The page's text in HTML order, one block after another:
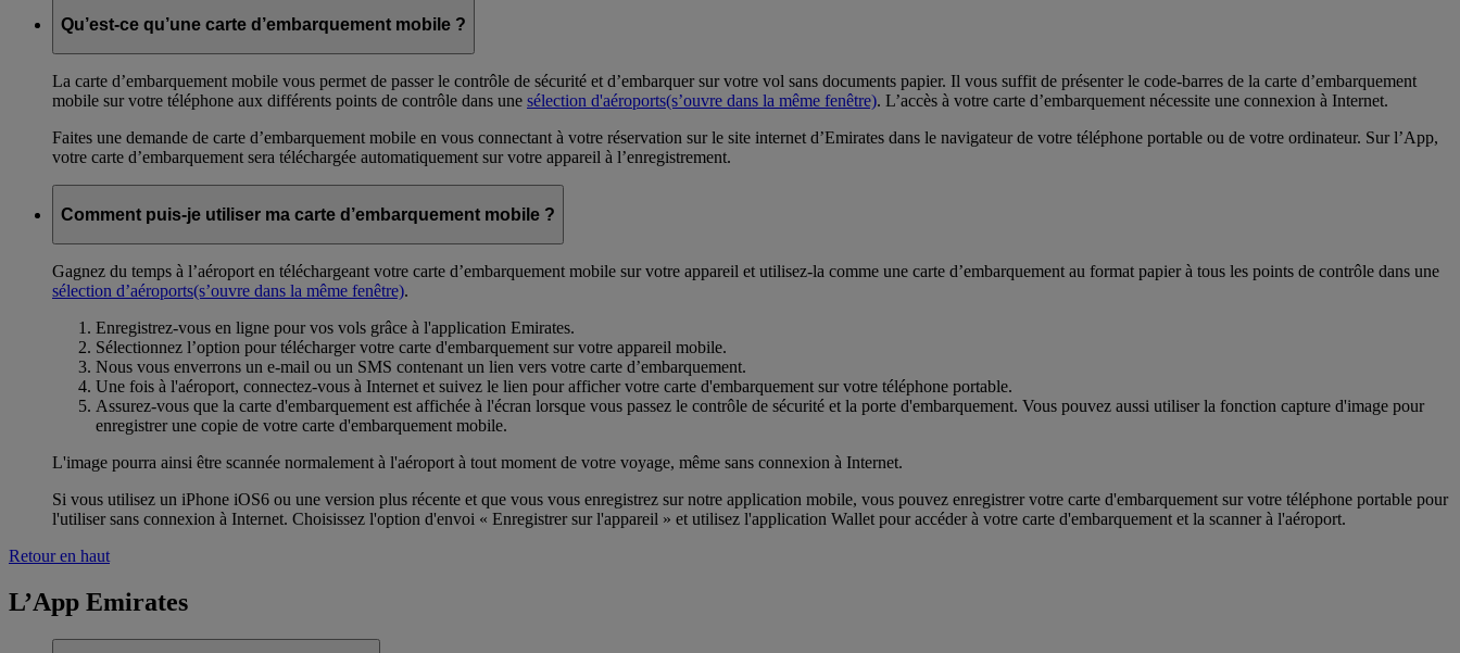
Qu’est-ce qu’une carte d’embarquement mobile ?
La carte d’embarquement mobile vous permet de passer le contrôle de sécurité et d’embarquer sur votre vol sans documents papier. Il vous suffit de présenter le code-barres de la carte d’embarquement
mobile sur votre téléphone aux différents points de contrôle dans une sélection d'aéroports(s’ouvre dans la même fenêtre). L’accès à votre carte d’embarquement nécessite une connexion à Internet.
Faites une demande de carte d’embarquement mobile en vous connectant à votre réservation sur le site internet d’Emirates dans le navigateur de votre téléphone portable ou de votre ordinateur. Sur l’App,
votre carte d’embarquement sera téléchargée automatiquement sur votre appareil à l’enregistrement.
Comment puis-je utiliser ma carte d’embarquement mobile ?
Gagnez du temps à l’aéroport en téléchargeant votre carte d’embarquement mobile sur votre appareil et utilisez-la comme une carte d’embarquement au format papier à tous les points de contrôle dans une
sélection d’aéroports(s’ouvre dans la même fenêtre).
Enregistrez-vous en ligne pour vos vols grâce à l'application Emirates.
Sélectionnez l’option pour télécharger votre carte d'embarquement sur votre appareil mobile.
Nous vous enverrons un e-mail ou un SMS contenant un lien vers votre carte d’embarquement.
Une fois à l'aéroport, connectez-vous à Internet et suivez le lien pour afficher votre carte d'embarquement sur votre téléphone portable.
Assurez-vous que la carte d'embarquement est affichée à l'écran lorsque vous passez le contrôle de sécurité et la porte d'embarquement. Vous pouvez aussi utiliser la fonction capture d'image pour
enregistrer une copie de votre carte d'embarquement mobile.
L'image pourra ainsi être scannée normalement à l'aéroport à tout moment de votre voyage, même sans connexion à Internet.
Si vous utilisez un iPhone iOS6 ou une version plus récente et que vous vous enregistrez sur notre application mobile, vous pouvez enregistrer votre carte d'embarquement sur votre téléphone portable pour
l'utiliser sans connexion à Internet. Choisissez l'option d'envoi « Enregistrer sur l'appareil » et utilisez l'application Wallet pour accéder à votre carte d'embarquement et la scanner à l'aéroport.
Retour en haut
L’App Emirates